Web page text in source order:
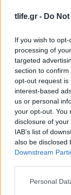
tlife.gr - Do
If you wish to
processing of
targeted
section to
opt-out request is
interest-based
us or personal
your opt-out. You
disclosure of
IAB’s list of
also be disclosed
Downstream
Please note that
Personal
φωτογραφία
τις διακοπές
07.08.2026